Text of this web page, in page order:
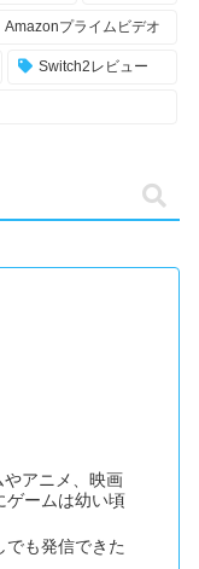
Amazonプライムビデオ
Switch2レビュー
アニメ、映画
ゲームは幼い頃
でも発信できた